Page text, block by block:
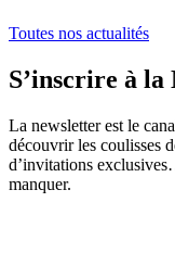
Toutes nos actualités
S’inscrire à la
La newsletter est le
découvrir les coulisses
d’invitations
manquer.